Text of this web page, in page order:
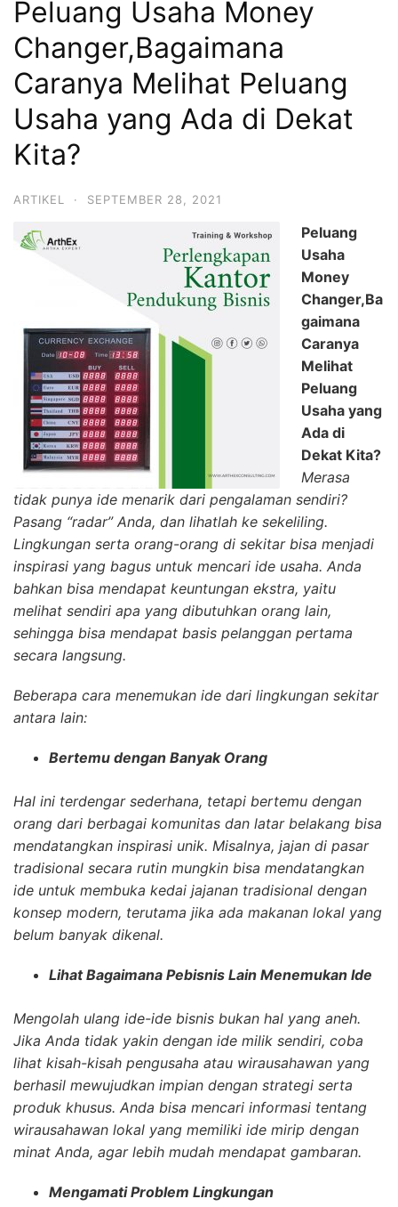
Peluang Usaha Money
Changer,Bagaimana
Caranya Melihat Peluang
Usaha yang Ada di Dekat
Kita?
ARTIKEL · SEPTEMBER 28, 2021
Peluang
Usaha
Money
Changer,Ba
gaimana
Caranya
Melihat
Peluang
Usaha yang
Ada di
Dekat Kita?
Merasa
tidak punya ide menarik dari pengalaman sendiri?
Pasang “radar” Anda, dan lihatlah ke sekeliling.
Lingkungan serta orang-orang di sekitar bisa menjadi
inspirasi yang bagus untuk mencari ide usaha. Anda
bahkan bisa mendapat keuntungan ekstra, yaitu
melihat sendiri apa yang dibutuhkan orang lain,
sehingga bisa mendapat basis pelanggan pertama
secara langsung.
Beberapa cara menemukan ide dari lingkungan sekitar
antara lain:
Bertemu dengan Banyak Orang
Hal ini terdengar sederhana, tetapi bertemu dengan
orang dari berbagai komunitas dan latar belakang bisa
mendatangkan inspirasi unik. Misalnya, jajan di pasar
tradisional secara rutin mungkin bisa mendatangkan
ide untuk membuka kedai jajanan tradisional dengan
konsep modern, terutama jika ada makanan lokal yang
belum banyak dikenal.
Lihat Bagaimana Pebisnis Lain Menemukan Ide
Mengolah ulang ide-ide bisnis bukan hal yang aneh.
Jika Anda tidak yakin dengan ide milik sendiri, coba
lihat kisah-kisah pengusaha atau wirausahawan yang
berhasil mewujudkan impian dengan strategi serta
produk khusus. Anda bisa mencari informasi tentang
wirausahawan lokal yang memiliki ide mirip dengan
minat Anda, agar lebih mudah mendapat gambaran.
Mengamati Problem Lingkungan